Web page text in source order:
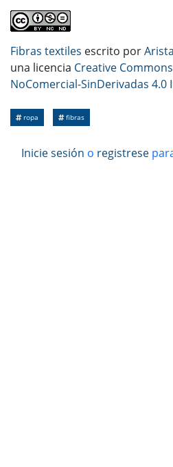
Fibras textiles escrito por
una licencia Creative
NoComercial-SinDerivadas 4.0
ropa fibras
Inicie sesión o registrese